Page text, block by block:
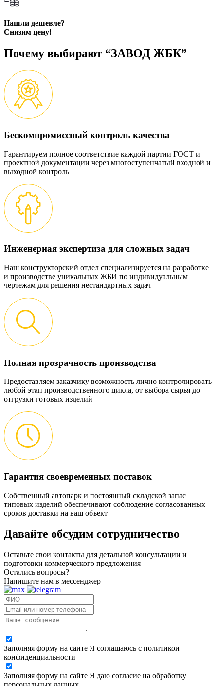
Нашли дешевле?
Снизим цену!
Почему выбирают “ЗАВОД ЖБК”
Бескомпромиссный контроль качества
Гарантируем полное соответствие каждой партии ГОСТ и
проектной документации через многоступенчатый входной и
выходной контроль
Инженерная экспертиза для сложных задач
Наш конструкторский отдел специализируется на разработке
и производстве уникальных ЖБИ по индивидуальным
чертежам для решения нестандартных задач
Полная прозрачность производства
Предоставляем заказчику возможность лично контролировать
любой этап производственного цикла, от выбора сырья до
отгрузки готовых изделий
Гарантия своевременных поставок
Собственный автопарк и постоянный складской запас
типовых изделий обеспечивают соблюдение согласованных
сроков доставки на ваш объект
Давайте обсудим сотрудничество
Оставьте свои контакты для детальной консультации и
подготовки коммерческого предложения
Остались вопросы?
Напишите нам в мессенджер
Заполняя форму на сайте Я соглашаюсь с политикой
конфиденциальности
Заполняя форму на сайте Я даю согласие на обработку
персональных данных.